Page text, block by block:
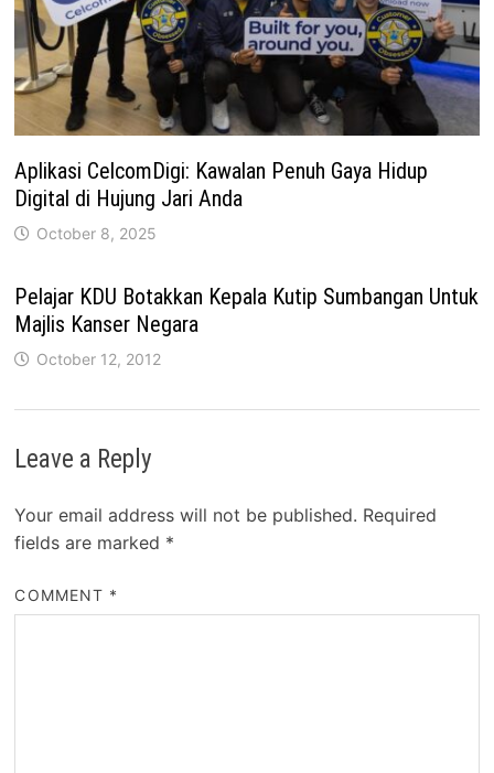
Aplikasi CelcomDigi: Kawalan Penuh Gaya Hidup
Digital di Hujung Jari Anda
October 8, 2025
Pelajar KDU Botakkan Kepala Kutip Sumbangan Untuk
Majlis Kanser Negara
October 12, 2012
Leave a Reply
Your email address will not be published. Required
fields are marked *
COMMENT *